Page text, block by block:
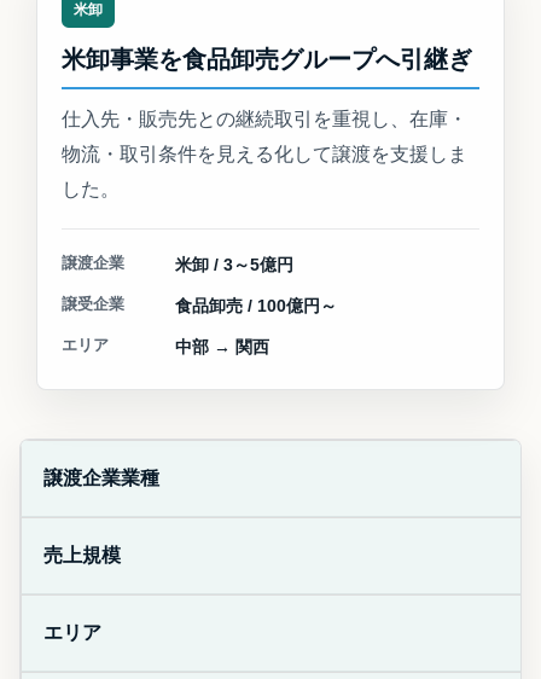
米卸
米卸事業を食品卸売グループへ引継ぎ
仕入先・販売先との継続取引を重視し、在庫・
物流・取引条件を見える化して譲渡を支援しま
した。
譲渡企業 米卸 / 3～5億円
譲受企業 食品卸売 / 100億円～
エリア 中部 → 関西
譲渡企業業種
売上規模
エリア